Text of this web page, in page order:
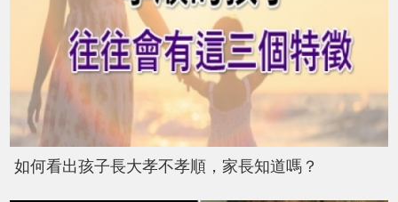
如何看出孩子長大孝不孝順，家長知道嗎？